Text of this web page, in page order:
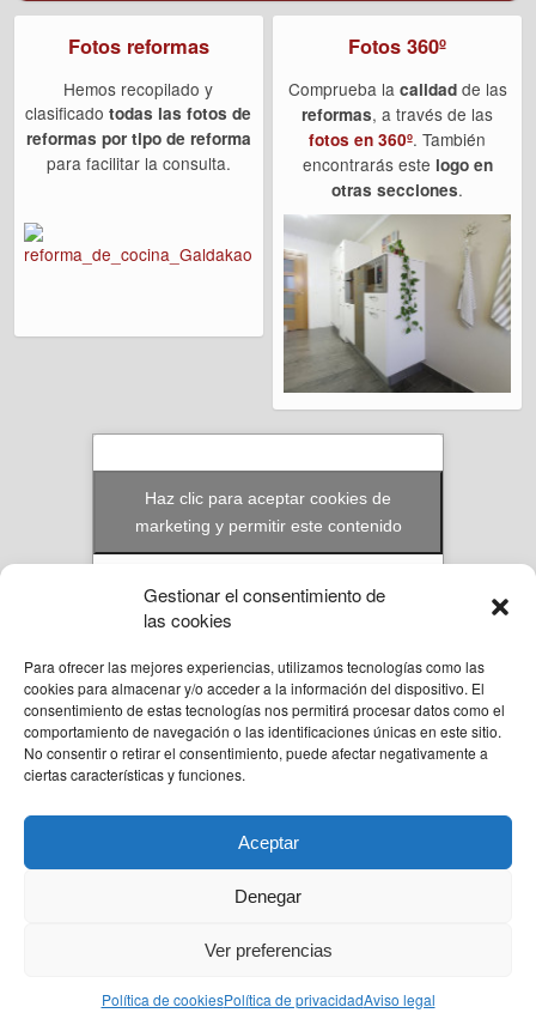
Gestionar el consentimiento de
las cookies
Para ofrecer las mejores experiencias, utilizamos tecnologías como las
cookies para almacenar y/o acceder a la información del dispositivo. El
consentimiento de estas tecnologías nos permitirá procesar datos como el
comportamiento de navegación o las identificaciones únicas en este sitio.
No consentir o retirar el consentimiento, puede afectar negativamente a
ciertas características y funciones.
Aceptar
Denegar
Ver preferencias
Política de cookiesPolítica de privacidadAviso legal
Fotos reformas
Hemos recopilado y
clasificadotodas las fotos de
reformas por tipo de reforma
para facilitar la consulta.
Fotos 360º
Comprueba la calidadde las
reformas, a través de las
fotos en 360º. También
encontrarás este logo en
otras secciones.
Haz clic para aceptar cookies de
marketing y permitir este contenido
© Reformas Unai Ordoñez 2023. Aita Santiago Onaindia 3D 2ºA Amorebieta,
Bizkaia.
636 94 58 57
unai@reformasunaiordo.com
Back to top
Diseño Web y Posicionamiento Web por Marketlan
Desktop